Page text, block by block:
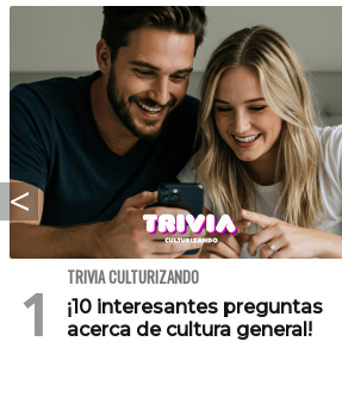
TRIVIA CULTURIZANDO
¡10 interesantes preguntas
acerca de cultura general!